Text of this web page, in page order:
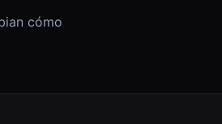
cómo